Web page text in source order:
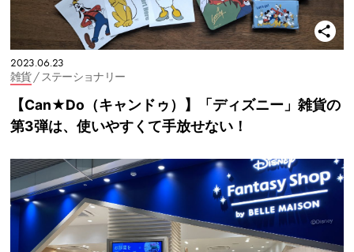
2023.06.23
雑貨/ ステーショナリー
【Can★Do（キャンドゥ）】「ディズニー」雑貨の
第3弾は、使いやすくて手放せない！